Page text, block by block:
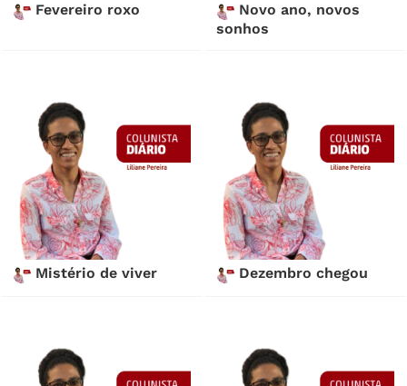
Fevereiro roxo
Novo ano, novos
sonhos
Mistério de viver Dezembro chegou